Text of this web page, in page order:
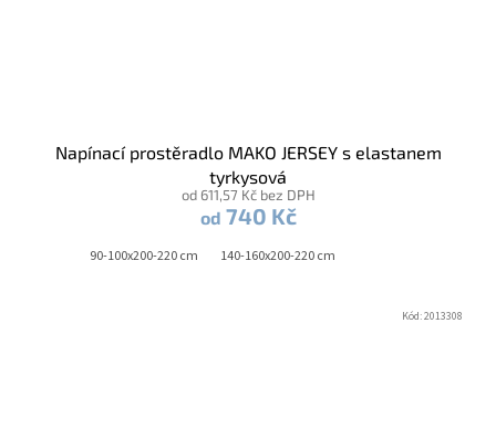
Napínací prostěradlo MAKO JERSEY s elastanem
tyrkysová
od 611,57 Kč bez DPH
od 740 Kč
90-100x200-220 cm 140-160x200-220 cm
Kód:2013308